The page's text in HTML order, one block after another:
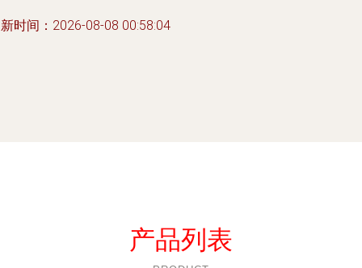
时间：2026-08-08 00:58:04
产品列表